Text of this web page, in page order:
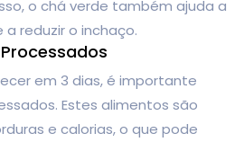
o chá verde também ajuda a
reduzir o inchaço.
em 3 dias, é importante
Estes alimentos são
e calorias, o que pode